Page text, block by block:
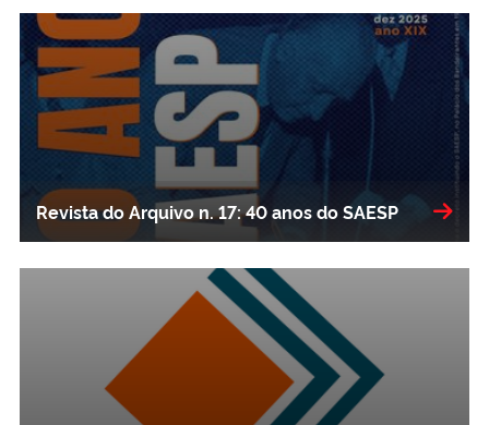
Revista do Arquivo n. 17: 40 anos do SAESP